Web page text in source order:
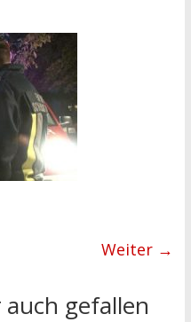
Weiter →
gefallen